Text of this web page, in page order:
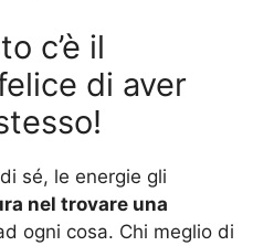
c’è il
di aver
sé, le energie gli
nel trovare una
ogni cosa. Chi meglio di